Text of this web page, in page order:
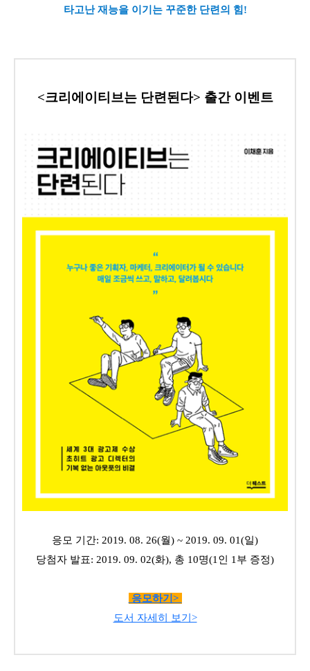
타고난 재능을 이기는 꾸준한 단련의 힘!
<크리에이티브는 단련된다> 출간 이벤트
응모 기간: 2019. 08. 26(월) ~ 2019. 09. 01(일)
당첨자 발표: 2019. 09. 02(화), 총 10명(1인 1부 증정)
응모하기>
도서 자세히 보기>